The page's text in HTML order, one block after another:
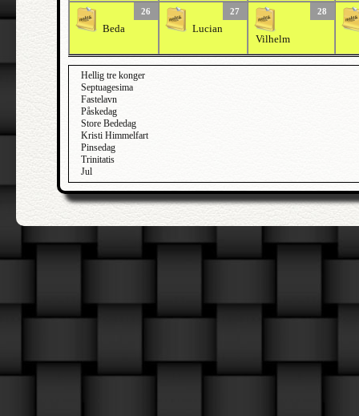
26
Beda
27
Lucian
28
Vilhelm
Hellig tre konger
Septuagesima
Fastelavn
Påskedag
Store Bededag
Kristi Himmelfart
Pinsedag
Trinitatis
Jul